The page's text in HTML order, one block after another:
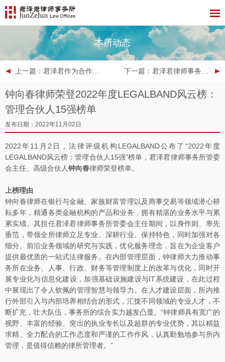
本所动态
上一篇 ：君泽君作为合作律所入驻人民版权平台 下一篇 ：君泽君律师事务所入围“2022 ALB中国区域市场法律大奖：华南地区 & 华中地区”榜单
钟向春律师荣登2022年度LEGALBAND风云榜：
管理合伙人15强榜单
发布日期：2022年11月02日
2022年11月2日，法律评级机构LEGALBAND公布了“2022年度
LEGALBAND风云榜：管理合伙人15强”榜单，君泽君律师事务所管委
会主任、高级合伙人钟向春律师荣登榜单。
上榜理由
钟向春律师在银行与金融、家族财富管理以及商事交易等领域潜心耕
耘多年，精通各类金融机构的产品和业务，拥有精湛的业务水平与累
累实绩。其担任君泽君律师事务所管委会主任期间，以身作则、率先
垂范，带领全所律师立足专业、深耕行业、保持特色，同时加强对各
细分、前沿业务领域的研究与实践，优化服务理念，旨在为企业客户
提供最优质的一站式法律服务。在内部管理层面，钟律师大力推动事
务所在业务、人事、行政、财务等管理制度上的改革与优化，同时开
展专业化与信息化建设，加强基础设施建设与IT系统建设，在此过程
中展现出了令人钦佩的管理智慧与领导力。在人才建设层面，所内推
行外部引入与内部培养相结合的形式，汇拢不同领域的专业人才，不
断扩充，壮大队伍，事务所的综合实力越发凸显。“钟律师具有宽广的
视野、丰富的经验、突出的执业专长以及超群的专业优势，其以精益
求精、全力配合的工作态度和严谨的工作作风，认真勤勉地参与所内
管理，是值得信赖的律所管理者。”